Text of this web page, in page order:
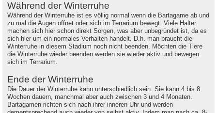
Während der Winterruhe
Während der Winterruhe ist es völlig normal wenn die Bartagame ab und
zu mal die Augen öffnet oder sich im Terrarium bewegt. Viele Halter
machen sich hier schon direkt Sorgen, was aber unbegründet ist, da es
sich hier um ein normales Verhalten handelt. D.h. man braucht die
Winterruhe in diesem Stadium noch nicht beenden. Möchten die Tiere
die Winterruhe wieder beenden werden sie wieder aktiv und bewegen
sich im Terrarium.
Ende der Winterruhe
Die Dauer der Winterruhe kann unterschiedlich sein. Sie kann 4 bis 8
Wochen dauern, manchmal aber auch zwischen 3 und 4 Monaten.
Bartagamen richten sich nach ihrer inneren Uhr und werden